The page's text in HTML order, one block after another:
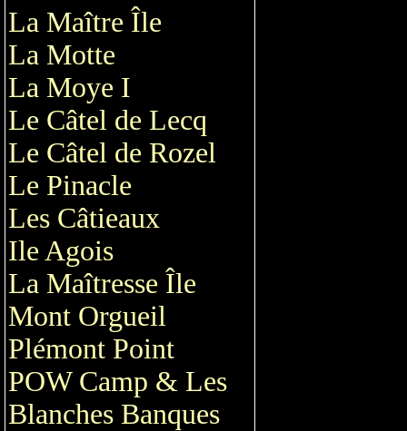
La Maître Île
La Motte
La Moye I
Le Câtel de Lecq
Le Câtel de Rozel
Le Pinacle
Les Câtieaux
Ile Agois
La Maîtresse Île
Mont Orgueil
Plémont Point
POW Camp & Les
Blanches Banques